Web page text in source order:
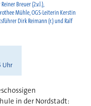
Breuer (2.v.l.),
Mühle, OGS-Leiterin Kerstin
Dirk Reimann (r.) und Ralf
Uhr
in der Nordstadt: